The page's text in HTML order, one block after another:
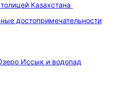
Казахстана
достопримечательности